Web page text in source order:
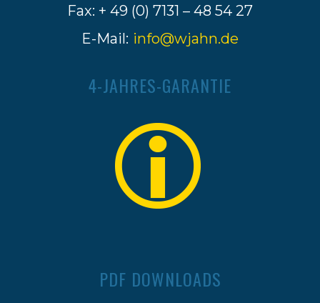
Fax: + 49 (0) 7131 – 48 54 27
E-Mail: info@wjahn.de
4-JAHRES-GARANTIE
PDF DOWNLOADS